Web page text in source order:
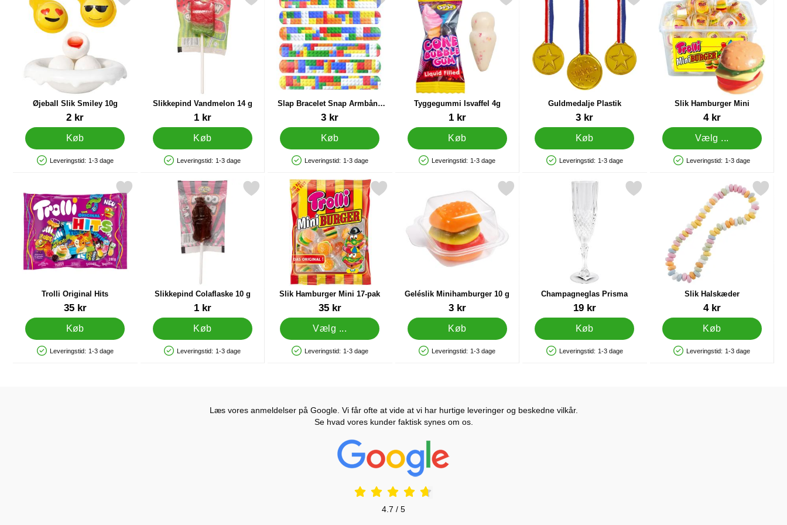
Øjeball Slik Smiley 10g
2 kr
Køb
Produkttilgængelighed: På lager
Leveringstid: 1-3 dage
Slikkepind Vandmelon 14 g
1 kr
Køb
Produkttilgængelighed: På lager
Leveringstid: 1-3 dage
Slap Bracelet Snap Armbånd
Brickz
3 kr
Køb
Produkttilgængelighed: På lager
Leveringstid: 1-3 dage
Tyggegummi Isvaffel 4g
1 kr
Køb
Produkttilgængelighed: På lager
Leveringstid: 1-3 dage
Guldmedalje Plastik
3 kr
Køb
Produkttilgængelighed: På lager
Leveringstid: 1-3 dage
Slik Hamburger Mini
4 kr
Vælg ...
Produkttilgængelighed: På lager
Leveringstid: 1-3 dage
Trolli Original Hits
35 kr
Køb
Produkttilgængelighed: På lager
Leveringstid: 1-3 dage
Markér trolli Original Hits som favorit
Slikkepind Colaflaske 10 g
1 kr
Køb
Produkttilgængelighed: På lager
Leveringstid: 1-3 dage
Markér slikkepind Colaflaske 10 g som favorit
Slik Hamburger Mini 17-pak
35 kr
Vælg ...
Produkttilgængelighed: På lager
Leveringstid: 1-3 dage
Markér slik Hamburger Mini 17-pak som favorit
Geléslik Minihamburger 10 g
3 kr
Køb
Produkttilgængelighed: På lager
Leveringstid: 1-3 dage
Markér geléslik Minihamburger 10 g som favorit
Champagneglas Prisma
19 kr
Køb
Produkttilgængelighed: På lager
Leveringstid: 1-3 dage
Markér champagneglas Prisma som favorit
Slik Halskæder
4 kr
Køb
Produkttilgængelighed: På lager
Leveringstid: 1-3 dage
Markér slik Halskæder
Læs vores anmeldelser på Google. Vi får ofte at vide at vi har hurtige leveringer og beskedne vilkår.
Se hvad vores kunder faktisk synes om os.
Prisjakt Anmeldelser: 4.7 Stjerne
4.7 / 5